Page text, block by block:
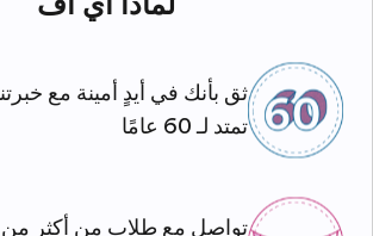
ثق بأنك في أيدٍ أمينة مع خبرتنا
تمتد لـ 60 عامًا